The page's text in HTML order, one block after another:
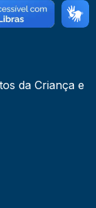
da Criança e